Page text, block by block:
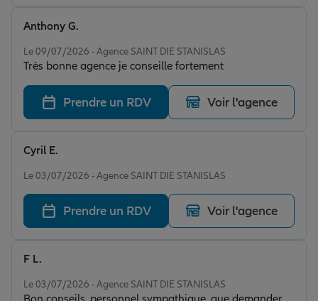
Le 09/07/2026 - Agence SAINT DIE STANISLAS
Très bonne agence je conseille fortement
Anthony G.
Prendre un RDV Voir l'agence
Le 03/07/2026 - Agence SAINT DIE STANISLAS
Cyril E.
Prendre un RDV Voir l'agence
Le 03/07/2026 - Agence SAINT DIE STANISLAS
F L.